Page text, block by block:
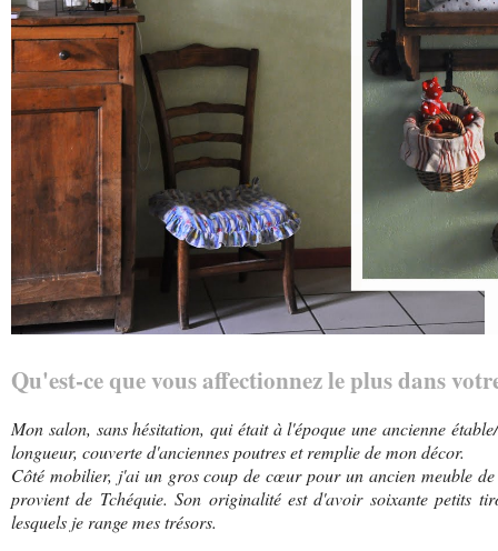
Qu'est-ce que vous affectionnez le plus dans
Mon salon, sans hésitation, qui était à l'époque une ancienne
longueur, couverte d'anciennes poutres et remplie de mon décor.
Côté mobilier, j'ai un gros coup de cœur pour un ancien meuble
provient de Tchéquie. Son originalité est d'avoir soixante petits
lesquels je range mes trésors.